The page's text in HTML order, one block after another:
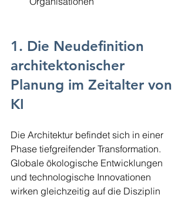
1. Die Neudefinition
architektonischer
Planung im Zeitalter von
KI
Die Architektur befindet sich in einer
Phase tiefgreifender Transformation.
Globale ökologische Entwicklungen
und technologische Innovationen
wirken gleichzeitig auf die Disziplin